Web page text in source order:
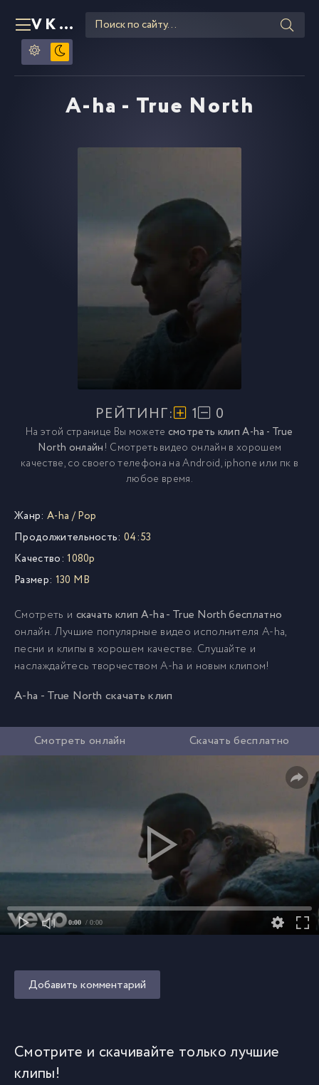
VKLIPE RU
A-ha - True North
РЕЙТИНГ: 1 0
На этой странице Вы можете смотреть клип A-ha - True
North онлайн! Смотреть видео онлайн в хорошем
качестве, со своего телефона на Android, iphone или пк в
любое время.
Жанр: A-ha /Pop
Продолжительность: 04:53
Качество: 1080p
Размер: 130 MB
Смотреть и скачать клип A-ha - True North бесплатно
онлайн. Лучшие популярные видео исполнителя A-ha,
песни и клипы в хорошем качестве. Слушайте и
наслаждайтесь творчеством A-ha и новым клипом!
A-ha - True North скачать клип
Смотреть онлайн Скачать бесплатно
0:00 / 0:00
Добавить комментарий
Смотрите и скачивайте только лучшие
клипы!